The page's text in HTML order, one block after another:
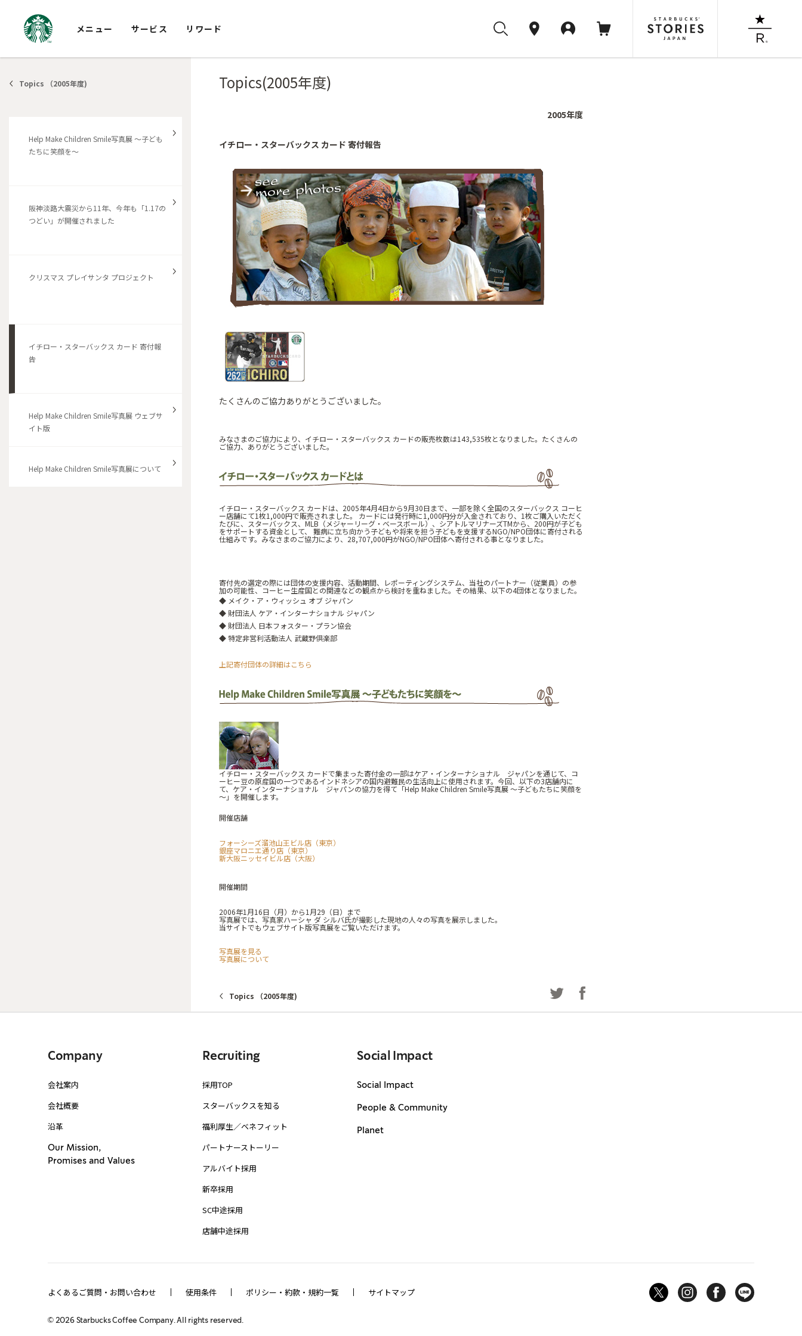
メニュー サービス リワード
Topics(2005年度)
2005年度
イチロー・スターバックス カード 寄付報告
たくさんのご協力ありがとうございました。
みなさまのご協力により、イチロー・スターバックス カードの販売枚数は143,535枚となりました。たくさんの
ご協力、ありがとうございました。
イチロー・スターバックス カードは、2005年4月4日から9月30日まで、一部を除く全国のスターバックス コーヒ
ー店舗にて1枚1,000円で販売されました。 カードには発行時に1,000円分が入金されており、1枚ご購入いただく
たびに、スターバックス、MLB（メジャーリーグ・ベースボール）、シアトルマリナーズTMから、200円が子ども
をサポートする資金として、 難病に立ち向かう子どもや将来を担う子どもを支援するNGO/NPO団体に寄付される
仕組みです。みなさまのご協力により、28,707,000円がNGO/NPO団体へ寄付される事となりました。
寄付先の選定の際には団体の支援内容、活動期間、レポーティングシステム、当社のパートナー（従業員）の参
加の可能性、コーヒー生産国との関連などの観点から検討を重ねました。その結果、以下の4団体となりました。
◆ メイク・ア・ウィッシュ オブ ジャパン
◆ 財団法人 ケア・インターナショナル ジャパン
◆ 財団法人 日本フォスター・プラン協会
◆特定非営利活動法人 武蔵野倶楽部
上記寄付団体の詳細はこちら
イチロー・スターバックス カードで集まった寄付金の一部はケア・インターナショナル ジャパンを通じて、コ
ーヒー豆の原産国の一つであるインドネシアの国内避難民の生活向上に使用されます。今回、以下の3店舗内に
て、ケア・インターナショナル ジャパンの協力を得て「Help Make Children Smile写真展 ～子どもたちに笑顔を
～」を開催します。
開催店舗
フォーシーズ溜池山王ビル店（東京）
銀座マロニエ通り店（東京）
新大阪ニッセイビル店（大阪）
開催期間
2006年1月16日（月）から1月29（日）まで
写真展では、写真家ハーシャ ダ シルバ氏が撮影した現地の人々の写真を展示しました。
当サイトでもウェブサイト版写真展をご覧いただけます。
写真展を見る
写真展について
Topics （2005年度)
Topics （2005年度)
Help Make Children Smile写真展 ～子ども
たちに笑顔を～
阪神淡路大震災から11年、今年も「1.17の
つどい」が開催されました
クリスマス プレイサンタ プロジェクト
イチロー・スターバックス カード 寄付報
告
Help Make Children Smile写真展 ウェブサ
イト版
Help Make Children Smile写真展について
Company
会社案内
会社概要
沿革
Our Mission,
Promises and Values
Recruiting
採用TOP
スターバックスを知る
福利厚生／ベネフィット
パートナーストーリー
アルバイト採用
新卒採用
SC中途採用
店舗中途採用
Social Impact
Social Impact
People & Community
Planet
よくあるご質問・お問い合わせ 使用条件 ポリシー・約款・規約一覧 サイトマップ
© 2026Starbucks Coffee Company. All rights reserved.